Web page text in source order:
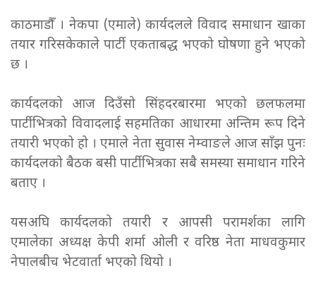
काठमाडौँ । नेकपा (एमाले) कार्यदलले विवाद समाधान खाका
तयार गरिसकेकाले पार्टी एकताबद्ध भएको घोषणा हुने भएको
छ ।
कार्यदलको आज दिउँसो सिंहदरबारमा भएको छलफलमा
पार्टीभित्रको विवादलाई सहमतिका आधारमा अन्तिम रूप दिने
तयारी भएको हो । एमाले नेता सुवास नेम्वाङले आज साँझ पुनः
कार्यदलको बैठक बसी पार्टीभित्रका सबै समस्या समाधान गरिने
बताए ।
यसअघि कार्यदलको तयारी र आपसी परामर्शका लागि
एमालेका अध्यक्ष केपी शर्मा ओली र वरिष्ठ नेता माधवकुमार
नेपालबीच भेटवार्ता भएको थियो ।